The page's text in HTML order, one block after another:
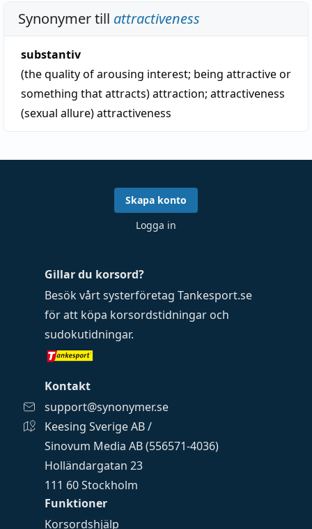
Synonymer till attractiveness
substantiv
(the quality of arousing interest; being attractive or
something that attracts)attraction; attractiveness
(sexual allure)attractiveness
Funktioner
Korsordshjälp
Gillar du korsord?
Besök vårt systerföretag Tankesport.se
för att köpa korsordstidningar och
sudokutidningar.
Kontakt
support@synonymer.se
Keesing Sverige AB /
Sinovum Media AB (556571-4036)
Holländargatan 23
111 60 Stockholm
Skapa konto
Logga in